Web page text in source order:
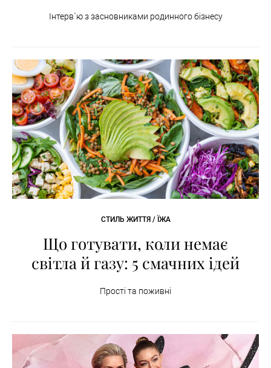
Інтерв`ю з засновниками родинного бізнесу
СТИЛЬ ЖИТТЯ / ЇЖА
Що готувати, коли немає
світла й газу: 5 смачних ідей
Прості та поживні